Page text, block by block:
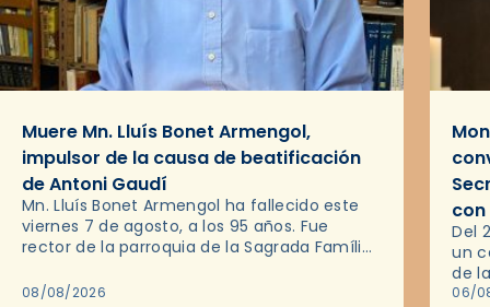
Muere Mn. Lluís Bonet Armengol,
impulsor de la causa de beatificación
de Antoni Gaudí
Mn. Lluís Bonet Armengol ha fallecido este
viernes 7 de agosto, a los 95 años. Fue
rector de la parroquia de la Sagrada Família
08/08/2026
Del
un
de
en
06/